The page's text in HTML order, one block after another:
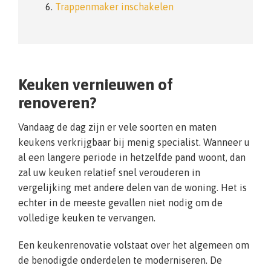
6. Trappenmaker inschakelen
Keuken vernieuwen of
renoveren?
Vandaag de dag zijn er vele soorten en maten
keukens verkrijgbaar bij menig specialist. Wanneer u
al een langere periode in hetzelfde pand woont, dan
zal uw keuken relatief snel verouderen in
vergelijking met andere delen van de woning. Het is
echter in de meeste gevallen niet nodig om de
volledige keuken te vervangen.
Een keukenrenovatie volstaat over het algemeen om
de benodigde onderdelen te moderniseren. De